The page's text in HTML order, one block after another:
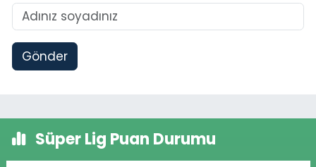
Gönder
Süper Lig Puan Durumu